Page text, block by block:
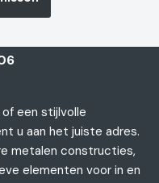
een stijlvolle
u aan het juiste adres.
metalen constructies,
elementen voor in en